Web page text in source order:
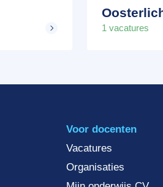
1 vacatures
Voor docenten
Vacatures
Organisaties